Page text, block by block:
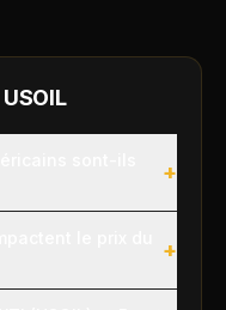
USOIL
+
+